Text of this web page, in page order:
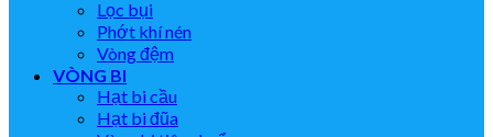
Lọc bụi
Phớt khí nén
Vòng đệm
VÒNG BI
Hạt bi cầu
Hạt bi đũa